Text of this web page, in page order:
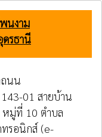
นงาม
รธานี
ถนน
143-01 สายบ้าน
หมู่ที่ 10 ตำบล
ทรอนิกส์ (e-